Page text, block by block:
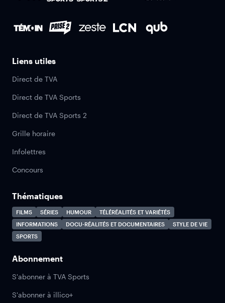
Liens utiles
Direct de TVA
Direct de TVA Sports
Direct de TVA Sports 2
Grille horaire
Infolettres
Concours
Thématiques
FILMS SÉRIES HUMOUR
TÉLÉRÉALITÉS ET VARIÉTÉS
INFORMATIONS
DOCU-RÉALITÉS ET DOCUMENTAIRES
STYLE DE VIE
SPORTS
Abonnement
S'abonner à TVA Sports
S'abonner à illico+